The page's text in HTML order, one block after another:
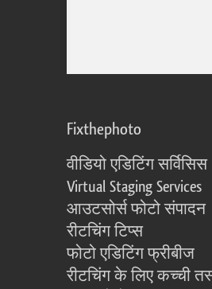
Fixthephoto
वीडियो एडिटिंग सर्विसिस
Virtual Staging Services
आउटसोर्स फोटो संपादन
रीटचिंग टिप्स
फोटो एडिटिंग फ्रीबीज
रीटचिंग के लिए कच्ची